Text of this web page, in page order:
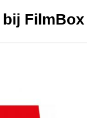
bij FilmBox